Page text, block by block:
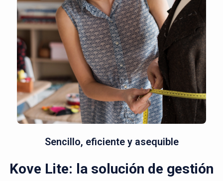
Sencillo, eficiente y asequible
Kove Lite: la solución de gestión